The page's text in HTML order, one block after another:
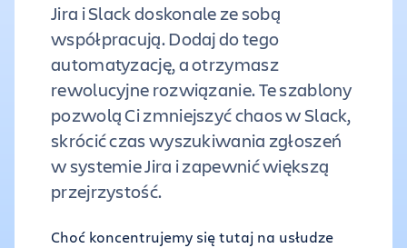
Jira i Slack doskonale ze sobą
współpracują. Dodaj do tego
automatyzację, a otrzymasz
rewolucyjne rozwiązanie. Te szablony
pozwolą Ci zmniejszyć chaos w Slack,
skrócić czas wyszukiwania zgłoszeń
w systemie Jira i zapewnić większą
przejrzystość.
Choć koncentrujemy się tutaj na usłudze